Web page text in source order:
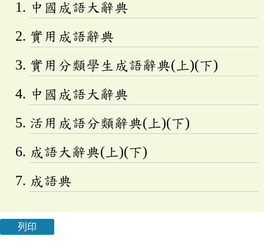
中國成語大辭典
實用成語辭典
實用分類學生成語辭典(上)(下)
中國成語大辭典
活用成語分類辭典(上)(下)
成語大辭典(上)(下)
成語典
列印